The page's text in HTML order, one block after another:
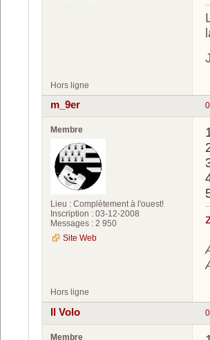
Hors ligne
m_9er
Membre
Lieu : Complètement à l'ouest!
Inscription : 03-12-2008
Messages : 2 950
Site Web
Hors ligne
Il Volo
Membre